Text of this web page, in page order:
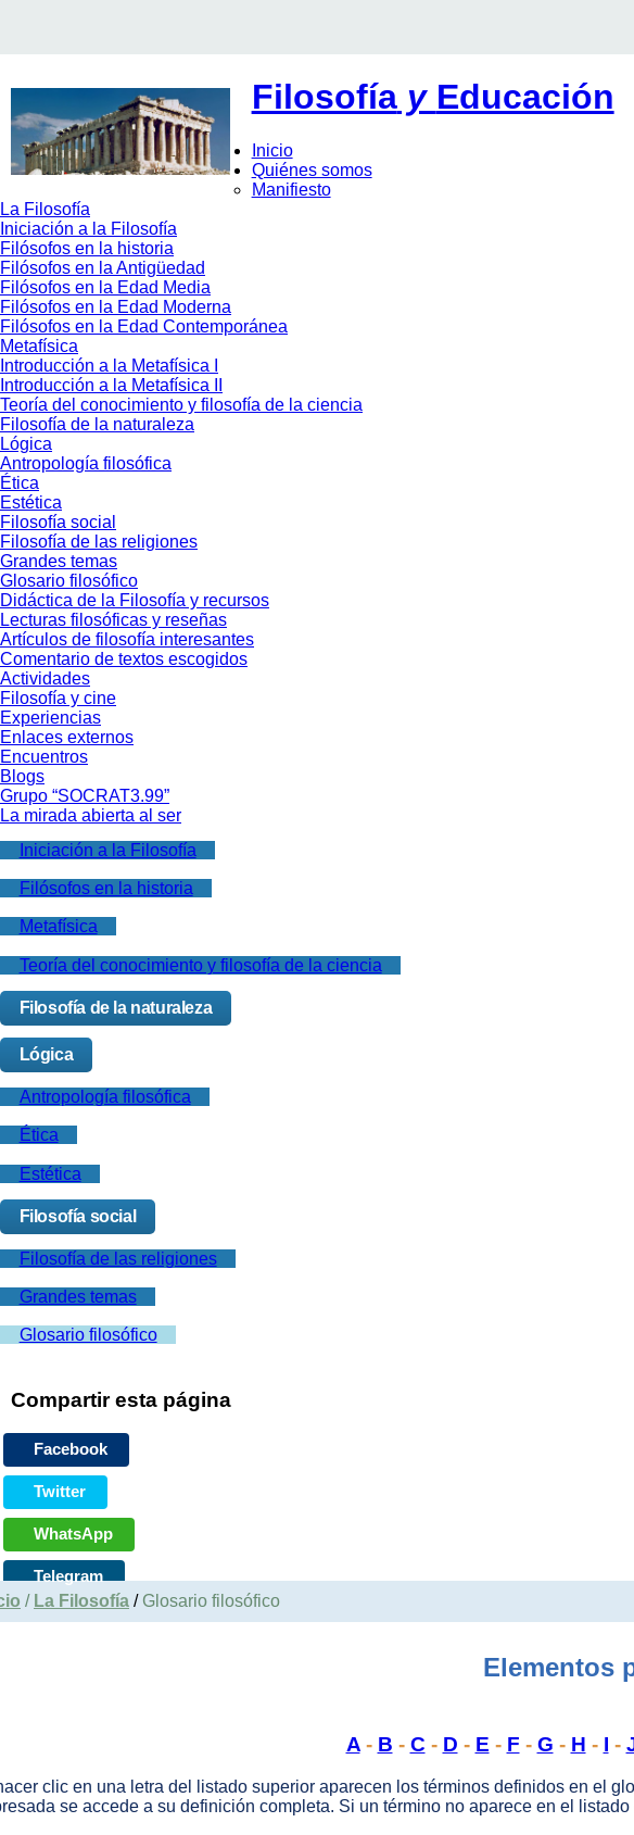
Filosofíay Educación
Inicio
Quiénes somos
Manifiesto
La Filosofía
Iniciación a la Filosofía
Filósofos en la historia
Filósofos en la Antigüedad
Filósofos en la Edad Media
Filósofos en la Edad Moderna
Filósofos en la Edad Contemporánea
Metafísica
Introducción a la Metafísica I
Introducción a la Metafísica II
Teoría del conocimiento y filosofía de la ciencia
Filosofía de la naturaleza
Lógica
Antropología filosófica
Ética
Estética
Filosofía social
Filosofía de las religiones
Grandes temas
Glosario filosófico
Didáctica de la Filosofía y recursos
Lecturas filosóficas y reseñas
Artículos de filosofía interesantes
Comentario de textos escogidos
Actividades
Filosofía y cine
Experiencias
Enlaces externos
Encuentros
Blogs
Grupo “SOCRAT3.99”
La mirada abierta al ser
Iniciación a la Filosofía
Filósofos en la historia
Metafísica
Teoría del conocimiento y filosofía de la ciencia
Filosofía de la naturaleza
Lógica
Antropología filosófica
Ética
Estética
Filosofía social
Filosofía de las religiones
Grandes temas
Glosario filosófico
Compartir esta página
Facebook
Twitter
WhatsApp
Telegram
/ La Filosofía / Glosario filosófico
Elementos
A- B - C - D - E - F - G - H - I -
clic en una letra del listado superior aparecen los términos definidos en el
se accede a su definición completa. Si un término no aparece en el